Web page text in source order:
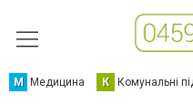
М Медицина К Комунальні